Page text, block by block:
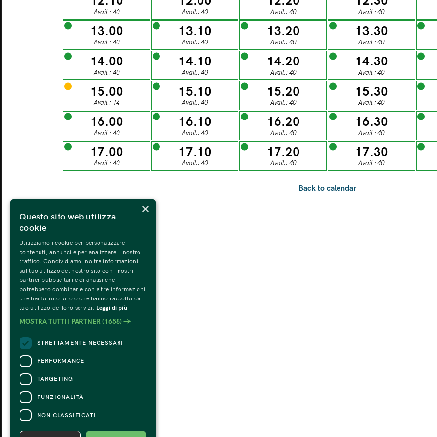
29 31
MONDAY
03
WEDNESDAY
05 06
FRIDAY
07 08
MONDAY
10
TUESDAY
11
WEDNESDAY
12 13
FRIDAY
14 15
MONDAY TUESDAY WEDNESDAY
19
THURSDAY FRIDAY
21
Avail.: 40 Avail.: 40 Avail.: 40 Avail.: 40
13.00
Avail.: 40
13.10
Avail.: 40
13.20
Avail.: 40
13.30
Avail.: 40
14.00
Avail.: 40
14.10
Avail.: 40
14.20
Avail.: 40
14.30
Avail.: 40
15.00
Avail.: 14
15.10
Avail.: 40
15.20
Avail.: 40
15.30
Avail.: 40
16.00
Avail.: 40
16.10
Avail.: 40
16.20
Avail.: 40
16.30
Avail.: 40
17.00
Avail.: 40
17.10
Avail.: 40
17.20
Avail.: 40
17.30
Avail.: 40
×
Questo sito web utilizza
cookie
Utilizziamo i cookie per personalizzare
contenuti, annunci e per analizzare il nostro
traffico. Condividiamo inoltre informazioni
sul tuo utilizzo del nostro sito con i nostri
partner pubblicitari e di analisi che
potrebbero combinarle con altre informazioni
che hai fornito loro o che hanno raccolto dal
tuo utilizzo dei loro servizi. Leggi di più
MOSTRA TUTTI I PARTNER (1658) →
STRETTAMENTE NECESSARI
PERFORMANCE
TARGETING
FUNZIONALITÀ
NON CLASSIFICATI